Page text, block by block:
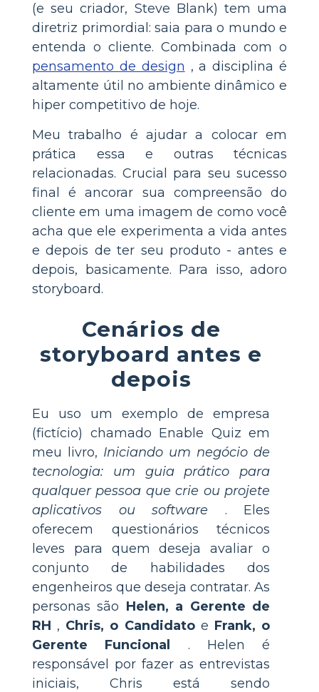
(e seu criador, Steve Blank) tem uma
diretriz primordial: saia para o mundo e
entenda o cliente. Combinada com o
pensamento de design , a disciplina é
altamente útil no ambiente dinâmico e
hiper competitivo de hoje.
Meu trabalho é ajudar a colocar em
prática essa e outras técnicas
relacionadas. Crucial para seu sucesso
final é ancorar sua compreensão do
cliente em uma imagem de como você
acha que ele experimenta a vida antes
e depois de ter seu produto - antes e
depois, basicamente. Para isso, adoro
storyboard.
Cenários de
storyboard antes e
depois
Eu uso um exemplo de empresa
(fictício) chamado Enable Quiz em
meu livro, Iniciando um negócio de
tecnologia: um guia prático para
qualquer pessoa que crie ou projete
aplicativos ou software . Eles
oferecem questionários técnicos
leves para quem deseja avaliar o
conjunto de habilidades dos
engenheiros que deseja contratar. As
personas são Helen, a Gerente de
RH , Chris, o Candidatoe Frank, o
Gerente Funcional
. Helen é
responsável por fazer as entrevistas
iniciais, Chris está sendo